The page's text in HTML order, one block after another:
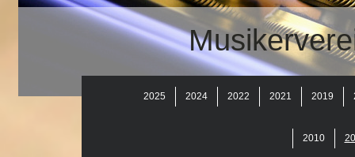
2025 2024 2022 2021 2019
2010